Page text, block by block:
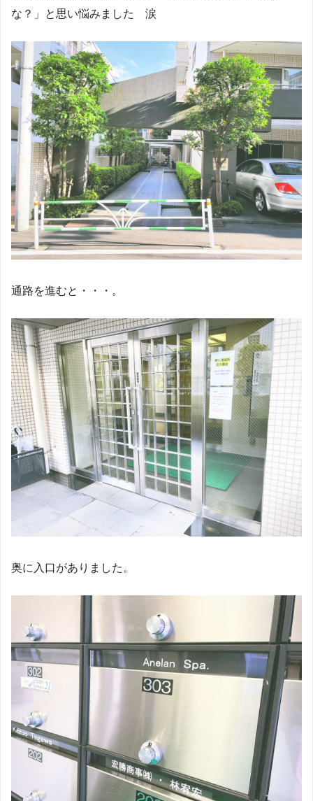
な？」と思い悩みました 涙
通路を進むと・・・。
奥に入口がありました。